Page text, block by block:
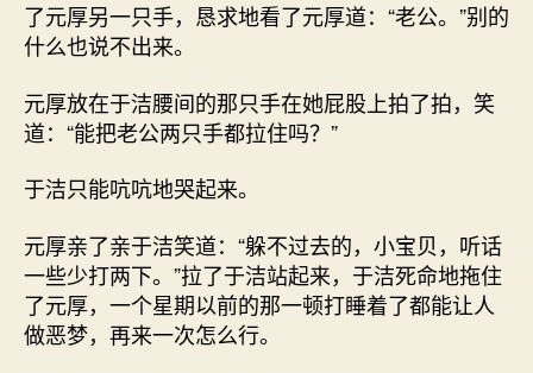
了元厚另一只手，恳求地看了元厚道：“老公。”别的
什么也说不出来。
元厚放在于洁腰间的那只手在她屁股上拍了拍，笑
道：“能把老公两只手都拉住吗？”
于洁只能吭吭地哭起来。
元厚亲了亲于洁笑道：“躲不过去的，小宝贝，听话
一些少打两下。”拉了于洁站起来，于洁死命地拖住
了元厚，一个星期以前的那一顿打睡着了都能让人
做恶梦，再来一次怎么行。